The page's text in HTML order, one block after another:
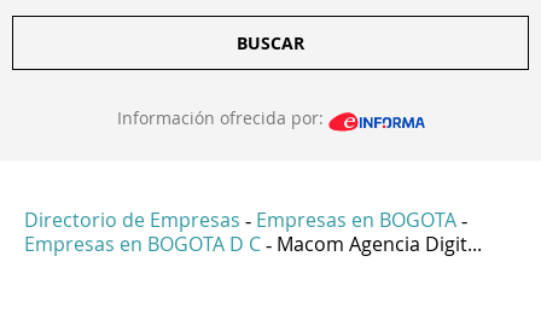
BUSCAR
Información ofrecida por:
Directorio de Empresas - Empresas en BOGOTA -
Empresas en BOGOTA D C - Macom Agencia Digit...